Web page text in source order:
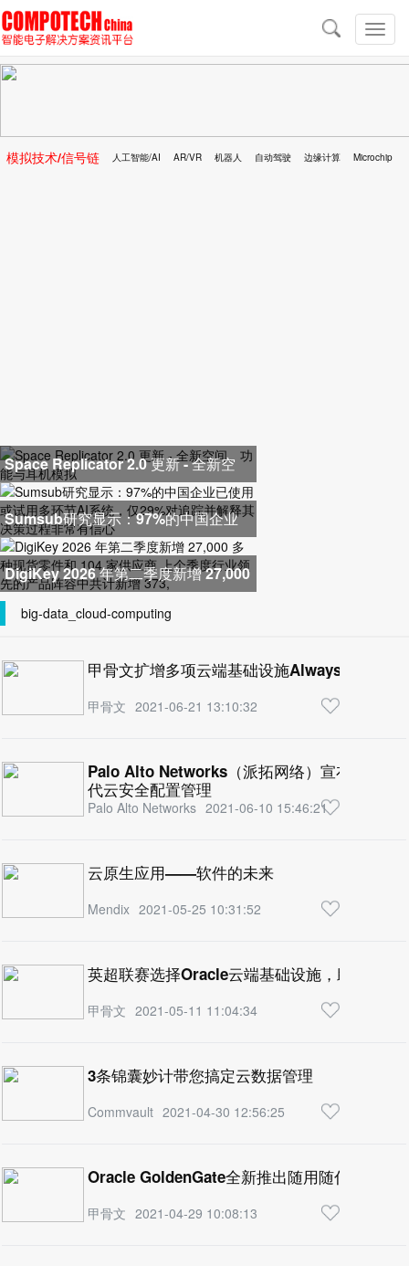
切
换
导
导
航
模拟技术/信号链 人工智能/AI AR/VR 机器人 自动驾驶 边缘计算 Microchip
Space Replicator 2.0 更新 - 全新空
间、功能与耳机模拟
Sumsub研究显示：97%的中国企业
已使用或试用多环节AI系统，仅2
DigiKey 2026 年第二季度新增 27,000
多种现货零件和 104 家供应商
big-data_cloud-computing
甲骨文扩增多项云端基础设施Always Free永
甲骨文 2021-06-21 13:10:32
Palo Alto Networks（派拓网络）宣布为
代云安全配置管理
Palo Alto Networks 2021-06-10 15:46:21
云原生应用——软件的未来
Mendix 2021-05-25 10:31:52
英超联赛选择Oracle云端基础设施，助力足球
甲骨文 2021-05-11 11:04:34
3条锦囊妙计带您搞定云数据管理
Commvault 2021-04-30 12:56:25
Oracle GoldenGate全新推出随用随付的弹性
甲骨文 2021-04-29 10:08:13